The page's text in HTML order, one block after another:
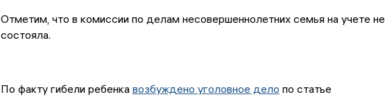
Отметим, что в комиссии по делам несовершеннолетних семья на учете не
состояла.
По факту гибели ребенка возбуждено уголовное дело по статье